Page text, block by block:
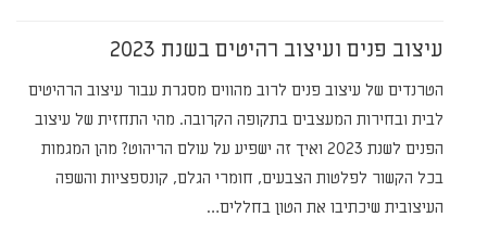
עיצוב פנים ועיצוב רהיטים בשנת 2023
הטרנדים של עיצוב פנים לרוב מהווים מסגרת עבור עיצוב הרהיטים
לבית ובחירות המעצבים בתקופה הקרובה. מהי התחזית של עיצוב
הפנים לשנת 2023 ואיך זה ישפיע על עולם הריהוט? מהן המגמות
בכל הקשור לפלטות הצבעים, חומרי הגלם, קונספציות והשפה
העיצובית שיכתיבו את הטון בחללים…